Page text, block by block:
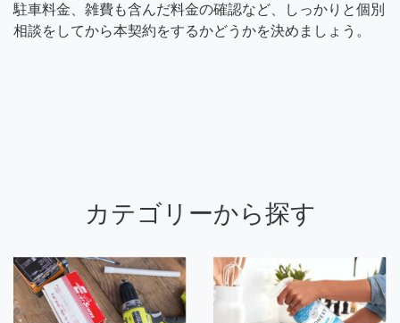
駐車料金、雑費も含んだ料金の確認など、しっかりと個別
相談をしてから本契約をするかどうかを決めましょう。
カテゴリーから探す